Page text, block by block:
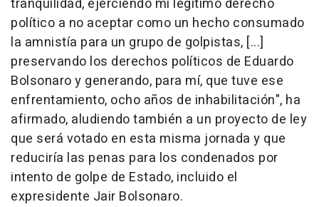
tranquilidad, ejerciendo mi legítimo derecho
político a no aceptar como un hecho consumado
la amnistía para un grupo de golpistas, [...]
preservando los derechos políticos de Eduardo
Bolsonaro y generando, para mí, que tuve ese
enfrentamiento, ocho años de inhabilitación", ha
afirmado, aludiendo también a un proyecto de ley
que será votado en esta misma jornada y que
reduciría las penas para los condenados por
intento de golpe de Estado, incluido el
expresidente Jair Bolsonaro.